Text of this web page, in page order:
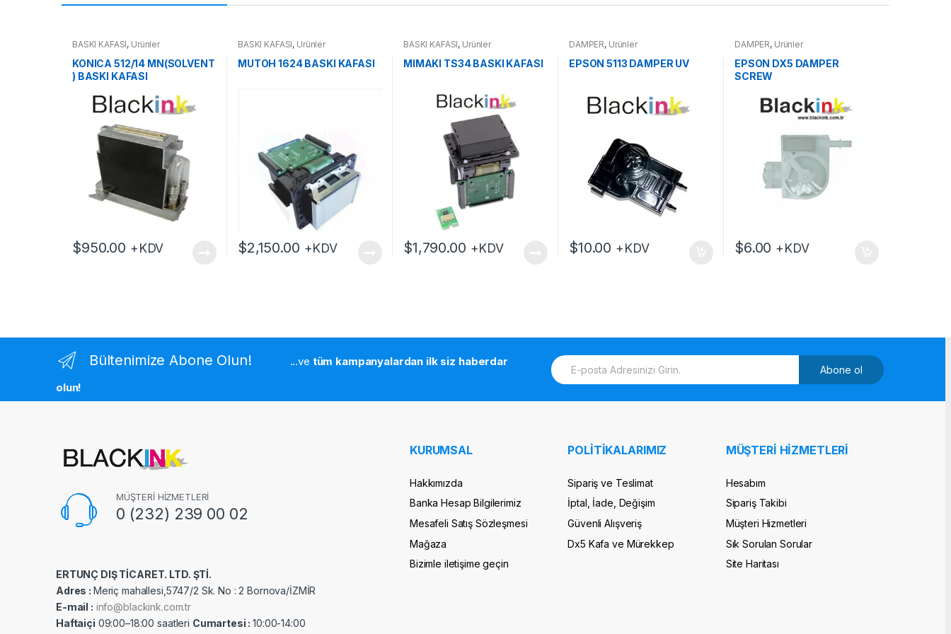
BASKI KAFASI, Ürünler
KONICA 512/14 MN(SOLVENT
) BASKI KAFASI
$950.00 +KDV
BASKI KAFASI, Ürünler
MUTOH 1624 BASKI KAFASI
$2,150.00 +KDV
BASKI KAFASI, Ürünler
MIMAKI TS34 BASKI KAFASI
$1,790.00 +KDV
DAMPER, Ürünler
EPSON 5113 DAMPER UV
$10.00 +KDV
DAMPER, Ürünler
EPSON DX5 DAMPER
SCREW
$6.00 +KDV
Bültenimize Abone Olun! ...ve tüm kampanyalardan ilk siz haberdar
olun!
E
m
i
Abone ol
MÜŞTERİ HİZMETLERİ
0 (232) 239 00 02
ERTUNÇ DIŞ TİCARET. LTD. ŞTİ.
Adres : Meriç mahallesi,5747/2 Sk. No : 2 Bornova/İZMİR
E-mail : info@blackink.com.tr
Haftaiçi 09:00–18:00 saatleri Cumartesi :10:00-14:00
KURUMSAL
Hakkımızda
Banka Hesap Bilgilerimiz
Mesafeli Satış Sözleşmesi
Mağaza
Bizimle iletişime geçin
POLİTİKALARIMIZ
Sipariş ve Teslimat
İptal, İade, Değişim
Güvenli Alışveriş
Dx5 Kafa ve Mürekkep
MÜŞTERİ HİZMETLERİ
Hesabım
Sipariş Takibi
Müşteri Hizmetleri
Sık Sorulan Sorular
Site Haritası